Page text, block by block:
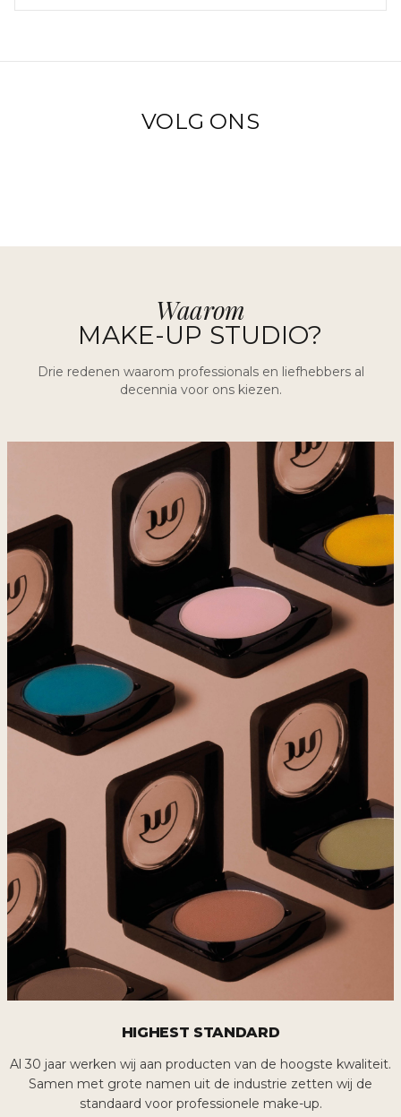
VOLG ONS
Waarom
MAKE-UP STUDIO?
Drie redenen waarom professionals en liefhebbers al
decennia voor ons kiezen.
HIGHEST STANDARD
Al 30 jaar werken wij aan producten van de hoogste kwaliteit.
Samen met grote namen uit de industrie zetten wij de
standaard voor professionele make-up.